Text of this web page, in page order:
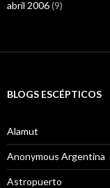
abril 2006(9)
BLOGS ESCÉPTICOS
Alamut
Anonymous Argentina
Astropuerto